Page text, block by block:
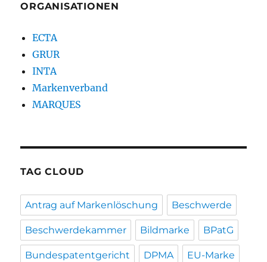
ORGANISATIONEN
ECTA
GRUR
INTA
Markenverband
MARQUES
TAG CLOUD
Antrag auf Markenlöschung Beschwerde
Beschwerdekammer Bildmarke BPatG
Bundespatentgericht DPMA EU-Marke